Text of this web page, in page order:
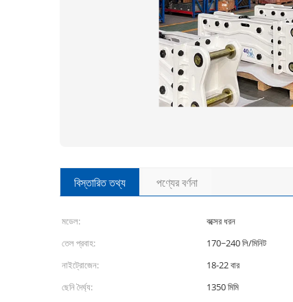
বিস্তারিত তথ্য পণ্যের বর্ণনা
মডেল: বক্সের ধরন
তেল প্রবাহ:
170~240 লি/মিনিট
নাইট্রোজেন:
18-22 বার
ছেনি দৈর্ঘ্য:
1350 মিমি